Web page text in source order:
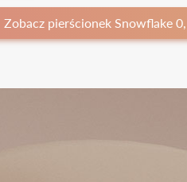
Zobacz pierścionek Snowflake